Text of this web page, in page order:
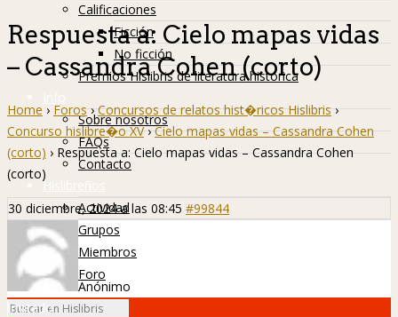
Calificaciones
Ficción
No ficción
Premios Hislibris de literatura histórica
Info
Sobre nosotros
FAQs
Contacto
Hislibreños
Actividad
Grupos
Miembros
Foro
Respuesta a: Cielo mapas vidas
– Cassandra Cohen (corto)
Home › Foros › Concursos de relatos hist�ricos Hislibris ›
Concurso hislibre�o XV › Cielo mapas vidas – Cassandra Cohen
(corto) › Respuesta a: Cielo mapas vidas – Cassandra Cohen
(corto)
30 diciembre, 2024 a las 08:45 #99844
Anónimo
Invitado